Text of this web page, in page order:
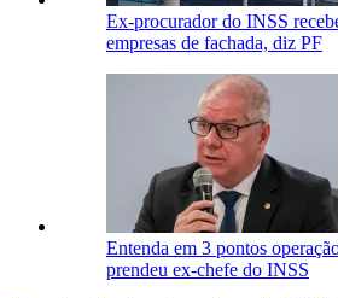
Ex-procurador do INSS
empresas de fachada, diz PF
Entenda em 3 pontos
prendeu ex-chefe do INSS